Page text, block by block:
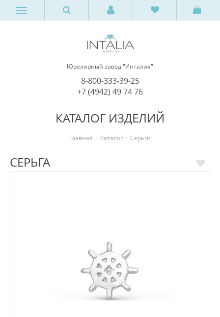
Ювелирный завод "Инталия"
8-800-333-39-25
+7 (4942) 49 74 76
КАТАЛОГ ИЗДЕЛИЙ
Главная Каталог Серьги
СЕРЬГА